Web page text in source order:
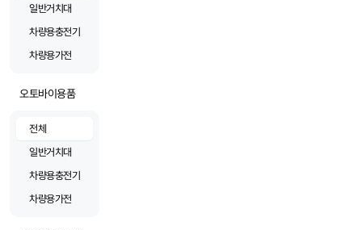
일반거치대
차량용충전기
차량용가전
오토바이용품
전체
일반거치대
차량용충전기
차량용가전